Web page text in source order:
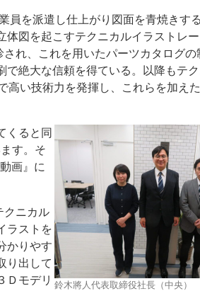
ネス・多彩な商材～ JAPAN PACK 2023
を派遣し仕上がり図面を青焼きす
図を起こすテクニカルイラストレ
れ、これを用いたパーツカタログの
絶大な信頼を得ている。以降もテ
高い技術力を発揮し、これらを加え
くると同
す。そ
画』に
クニカル
ラストを
かりやす
り出して
Ｄモデリ 鈴木將人代表取締役社長（中央